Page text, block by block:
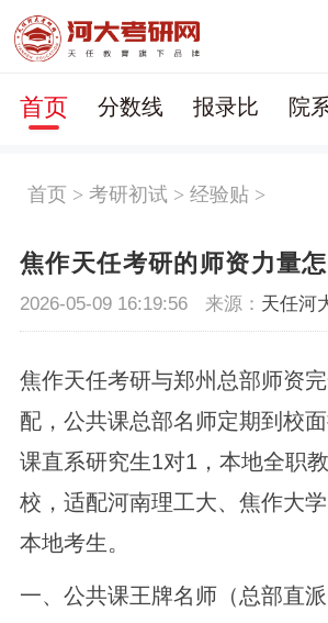
首页 分数线 报录比 院
首页 > 考研初试 > 经验贴>
焦作天任考研的师资力量
2026-05-09 16:19:56 来源： 天任河
焦作天任考研与郑州总部师资
配，公共课总部名师定期到校
课直系研究生1对1，本地全职
校，适配河南理工大、焦作大
本地考生。
一、公共课王牌名师（总部直派